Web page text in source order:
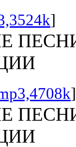
]
]